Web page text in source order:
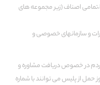
اصناف (زیر مجموعه های
و سازمانهای خصوصی و
در خصوص دریافت مشاوره و
از پلیس می توانند با شماره